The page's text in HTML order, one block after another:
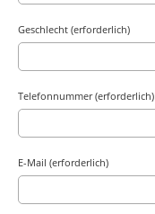
Geschlecht (erforderlich)
Telefonnummer (erforderlich)
E-Mail (erforderlich)